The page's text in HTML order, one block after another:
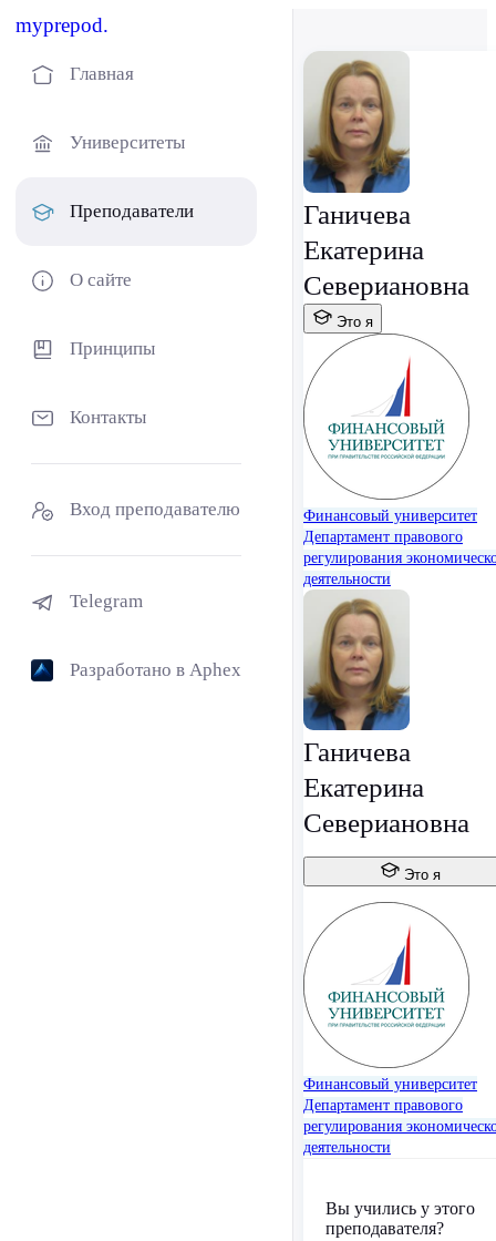
myprepod.
Главная
Университеты
Преподаватели
О сайте
Принципы
Контакты
Вход преподавателю
Telegram
Разработано в Aphex
Ганичева
Екатерина
Севериановна
Это я
Финансовый университет
Департамент правового
регулирования
деятельности
Ганичева
Екатерина
Севериановна
Это я
Финансовый университет
Департамент правового
регулирования
деятельности
Вы учились у этого
преподавателя?